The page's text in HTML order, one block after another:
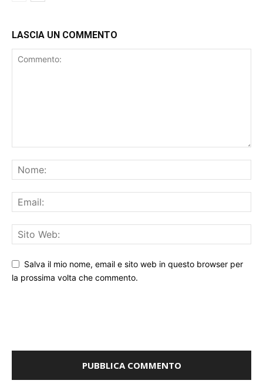
LASCIA UN COMMENTO
Salva il mio nome, email e sito web in questo browser per
la prossima volta che commento.